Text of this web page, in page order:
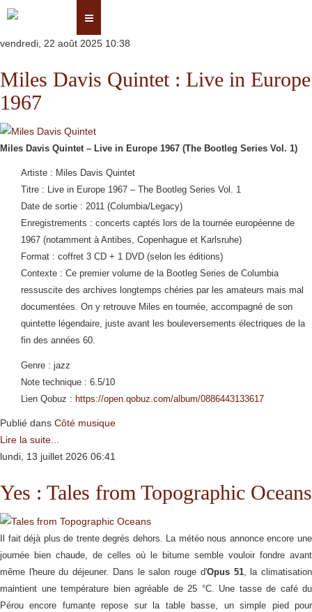
vendredi, 22 août 2025 10:38
Miles Davis Quintet : Live in Europe
1967
Miles Davis Quintet – Live in Europe 1967 (The Bootleg Series Vol. 1)
Artiste : Miles Davis Quintet
Titre : Live in Europe 1967 – The Bootleg Series Vol. 1
Date de sortie : 2011 (Columbia/Legacy)
Enregistrements : concerts captés lors de la tournée européenne de
1967 (notamment à Antibes, Copenhague et Karlsruhe)
Format : coffret 3 CD + 1 DVD (selon les éditions)
Contexte : Ce premier volume de la Bootleg Series de Columbia
ressuscite des archives longtemps chéries par les amateurs mais mal
documentées. On y retrouve Miles en tournée, accompagné de son
quintette légendaire, juste avant les bouleversements électriques de la
fin des années 60.
Genre : jazz
Note technique : 6.5/10
Lien Qobuz : https://open.qobuz.com/album/0886443133617
Publié dans Côté musique
Lire la suite...
lundi, 13 juillet 2026 06:41
Yes : Tales from Topographic Oceans
Il fait déjà plus de trente degrés dehors. La météo nous annonce encore une
journée bien chaude, de celles où le bitume semble vouloir fondre avant
même l'heure du déjeuner. Dans le salon rouge d'Opus 51, la climatisation
maintient une température bien agréable de 25 °C. Une tasse de café du
Pérou encore fumante repose sur la table basse, un simple pied pour